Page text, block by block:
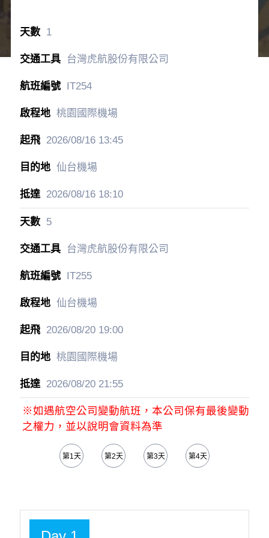
1
台灣虎航股份有限公司
IT254
桃園國際機場
2026/08/1613:45
仙台機場
2026/08/1618:10
5
台灣虎航股份有限公司
IT255
仙台機場
2026/08/2019:00
桃園國際機場
2026/08/2021:55
※如遇航空公司變動航班，本公司保有最後變動
之權力，並以說明會資料為準
第1天 第2天 第3天 第4天